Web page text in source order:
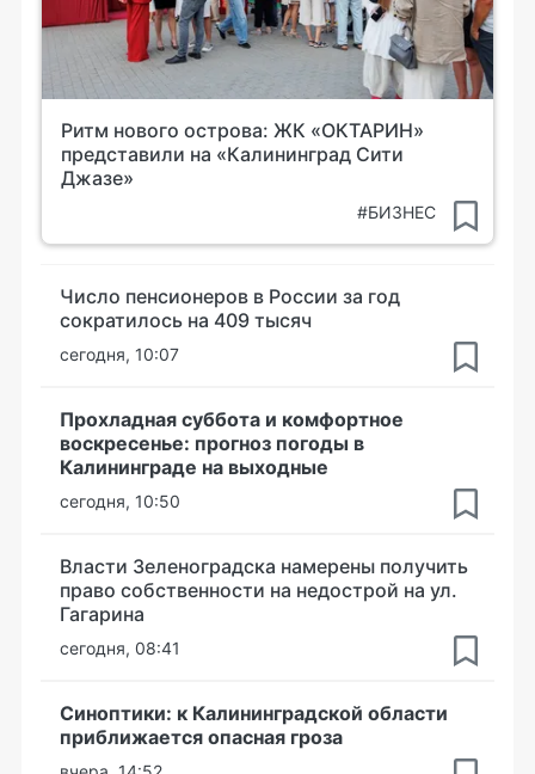
Ритм нового острова: ЖК «ОКТАРИН»
представили на «Калининград Сити
Джазе»
#БИЗНЕС
Число пенсионеров в России за год
сократилось на 409 тысяч
сегодня, 10:07
Прохладная суббота и комфортное
воскресенье: прогноз погоды в
Калининграде на выходные
сегодня, 10:50
Власти Зеленоградска намерены получить
право собственности на недострой на ул.
Гагарина
сегодня, 08:41
Синоптики: к Калининградской области
приближается опасная гроза